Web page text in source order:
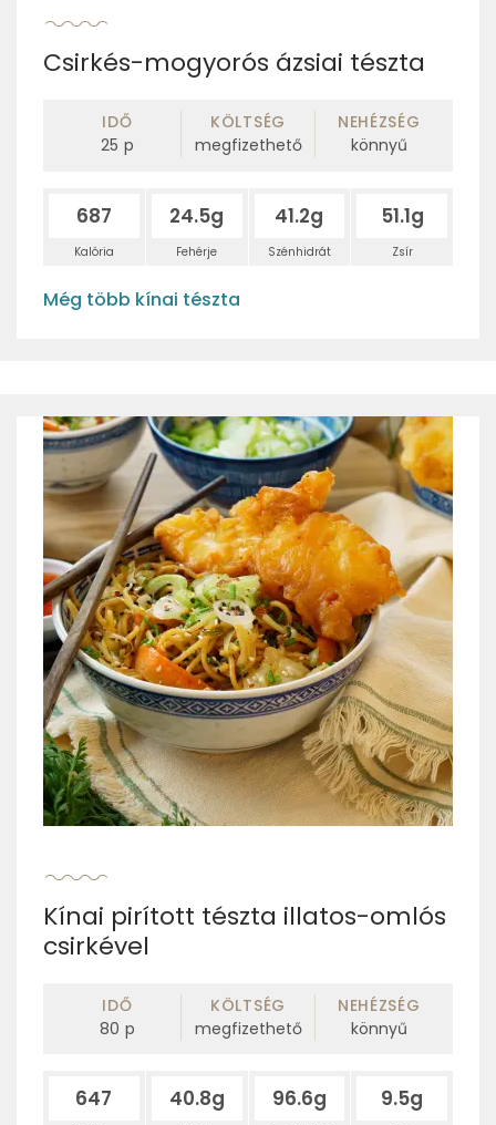
Csirkés-mogyorós ázsiai tészta
IDŐ
25 p
KÖLTSÉG
megfizethető
NEHÉZSÉG
könnyű
687
Kalória
24.5g
Fehérje
41.2g
Szénhidrát
51.1g
Zsír
Még több kínai tészta
Kínai pirított tészta illatos-omlós
csirkével
IDŐ
80 p
KÖLTSÉG
megfizethető
NEHÉZSÉG
könnyű
647 40.8g 96.6g 9.5g